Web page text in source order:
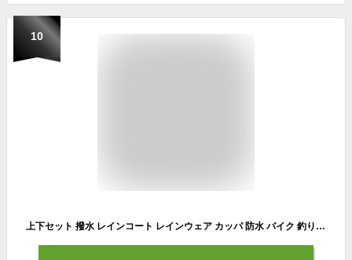
10
上下セット 撥水 レインコート レインウェア カッパ 防水 バイク 釣り 登山 キャンプ アウトドア サイクリング 防災 フード 耐水圧 13000mm メンズ セットアップ